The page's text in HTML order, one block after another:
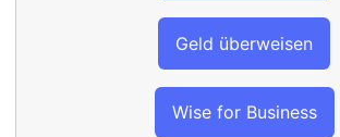
Geld überweisen
Wise for Business